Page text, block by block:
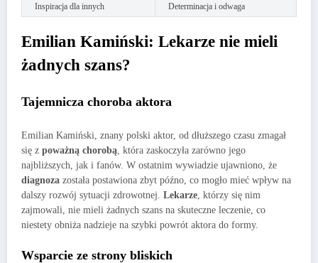
Inspiracja dla innych
Determinacja i odwaga
Emilian Kamiński: Lekarze nie mieli
żadnych szans?
Tajemnicza choroba aktora
Emilian Kamiński, znany polski aktor, od dłuższego czasu zmagał
się z poważną chorobą , która zaskoczyła zarówno jego
najbliższych, jak i fanów. W ostatnim wywiadzie ujawniono, że
diagnoza została postawiona zbyt późno, co mogło mieć wpływ na
dalszy rozwój sytuacji zdrowotnej. Lekarze , którzy się nim
zajmowali, nie mieli żadnych szans na skuteczne leczenie, co
niestety obniża nadzieje na szybki powrót aktora do formy.
Wsparcie ze strony bliskich